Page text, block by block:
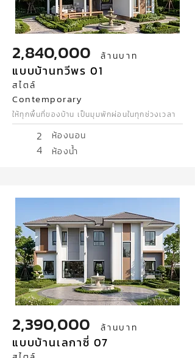
2,840,000 ล้านบาท
แบบบ้านทวีพร 01
สไตล์
Contemporary
ให้ทุกพื้นที่ของบ้าน เป็นมุมพักผ่อนในทุกช่วงเวลา
2 ห้องนอน
4 ห้องน้ำ
2,390,000 ล้านบาท
แบบบ้านเลกาซี่ 07